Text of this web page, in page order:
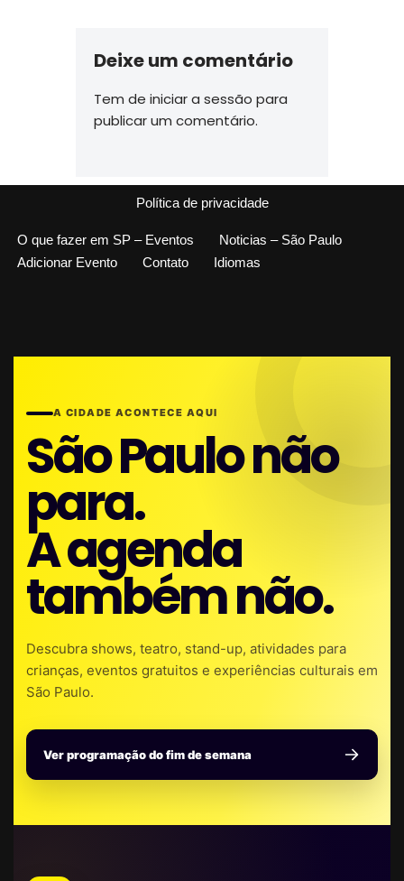
Deixe um comentário
Tem de iniciar a sessão para
publicar um comentário.
Política de privacidade
O que fazer em SP – Eventos
Noticias – São Paulo
Adicionar Evento
Contato Idiomas
A CIDADE ACONTECE AQUI
São Paulo não
para.
A agenda
também não.
Descubra shows, teatro, stand-up, atividades para
crianças, eventos gratuitos e experiências culturais em
São Paulo.
Ver programação do fim de semana